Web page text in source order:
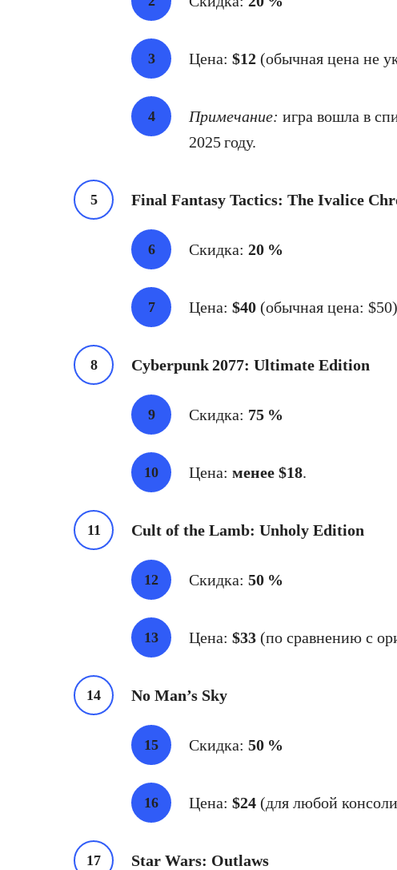
Цена: $12 (обычная цена не
Примечание: игра вошла в
2025 году.
Final Fantasy Tactics: The Ivalice
Скидка: 20 %
Цена: $40 (обычная цена:
Cyberpunk 2077: Ultimate Edition
Скидка: 75 %
Цена: менее $18.
Cult of the Lamb: Unholy Edition
Скидка: 50 %
Цена: $33 (по сравнению с
No Man’s Sky
Скидка: 50 %
Цена: $24 (для любой
Star Wars: Outlaws